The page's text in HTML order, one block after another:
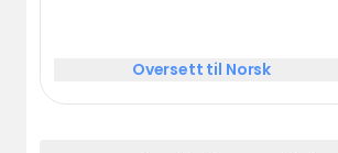
Oversett til Norsk